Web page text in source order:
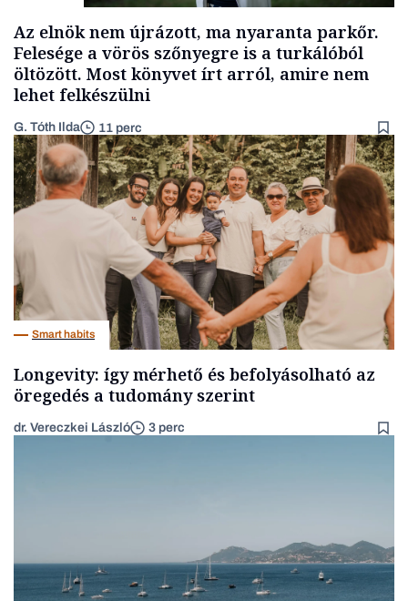
Az elnök nem újrázott, ma nyaranta parkőr.
Felesége a vörös szőnyegre is a turkálóból
öltözött. Most könyvet írt arról, amire nem
lehet felkészülni
G. Tóth Ilda 11 perc
Smart habits
Longevity: így mérhető és befolyásolható az
öregedés a tudomány szerint
dr. Vereczkei László 3 perc